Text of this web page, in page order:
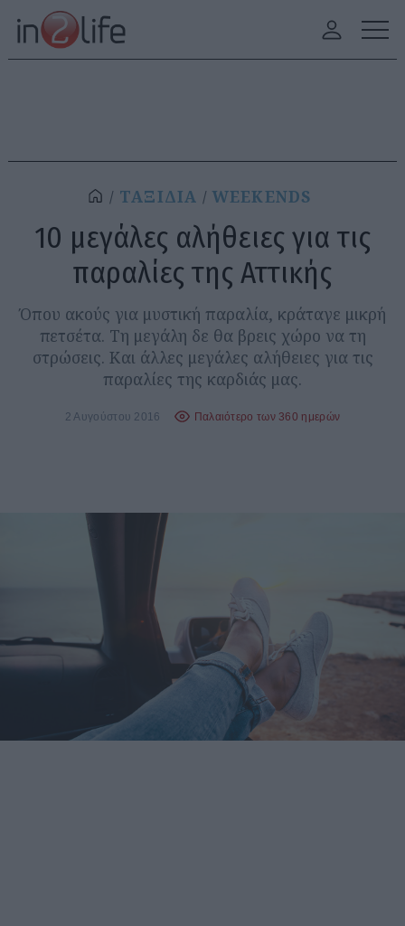
ΤΑΞΙΔΙΑ WEEKENDS
10 μεγάλες αλήθειες για τις
παραλίες της Αττικής
Όπου ακούς για μυστική παραλία, κράταγε μικρή
πετσέτα. Τη μεγάλη δε θα βρεις χώρο να τη
στρώσεις. Και άλλες μεγάλες αλήθειες για τις
παραλίες της καρδιάς μας.
2 Αυγούστου 2016 Παλαιότερο των 360 ημερών